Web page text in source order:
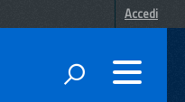
Accedi